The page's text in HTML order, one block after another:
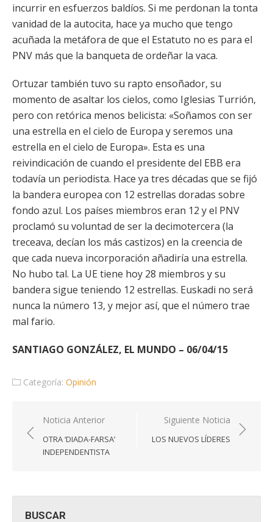
incurrir en esfuerzos baldíos. Si me perdonan la tonta
vanidad de la autocita, hace ya mucho que tengo
acuñada la metáfora de que el Estatuto no es para el
PNV más que la banqueta de ordeñar la vaca.
Ortuzar también tuvo su rapto ensoñador, su
momento de asaltar los cielos, como Iglesias Turrión,
pero con retórica menos belicista: «Soñamos con ser
una estrella en el cielo de Europa y seremos una
estrella en el cielo de Europa». Esta es una
reivindicación de cuando el presidente del EBB era
todavía un periodista. Hace ya tres décadas que se fijó
la bandera europea con 12 estrellas doradas sobre
fondo azul. Los países miembros eran 12 y el PNV
proclamó su voluntad de ser la decimotercera (la
treceava, decían los más castizos) en la creencia de
que cada nueva incorporación añadiría una estrella.
No hubo tal. La UE tiene hoy 28 miembros y su
bandera sigue teniendo 12 estrellas. Euskadi no será
nunca la número 13, y mejor así, que el número trae
mal fario.
SANTIAGO GONZÁLEZ, EL MUNDO – 06/04/15
Categoría: Opinión
Navegación
de
entradas
Noticia Anterior
OTRA ‘DIADA-FARSA’
INDEPENDENTISTA
Siguiente Noticia
LOS NUEVOS LÍDERES
BUSCAR